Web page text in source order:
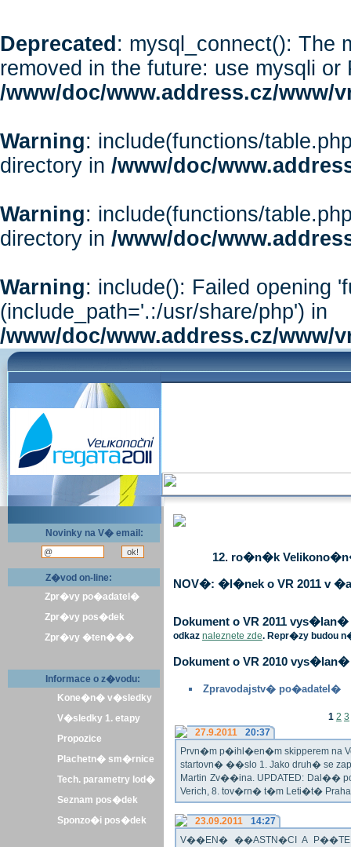
Deprecated : mysql_connect(): The
removed in the future: use mysqli or
/www/doc/www.address.cz/www/
Warning: include(functions/
directory in /www/doc/
Warning: include(functions/
directory in /www/doc/
Warning: include(): Failed opening
(include_path='.:/usr/share/php') in
/www/doc/www.address.cz/www/
Novinky na V� email:
Z�vod on-line:
Zpr�vy po�adatel�
Zpr�vy pos�dek
Zpr�vy �ten���
Informace o z�vodu:
Kone�n� v�sledky
V�sledky 1. etapy
Propozice
Plachetn� sm�rnice
Tech. parametry lod�
Seznam pos�dek
Sponzo�i pos�dek
12. ro�n�k
NOV�: �l�nek o VR 2011 v
Dokument o VR 2011
odkaz naleznete zde. Repr�zy budou
Dokument o VR 2010
Zpravodajstv� po�adatel�
1 2 3
27.9.2011
20:37
Prvn�m p�ihl�en�m skipperem na
startovn� ��slo 1. Jako druh� se
Martin Zv��ina. UPDATED: Dal��
Verich, 8. tov�rn� t�m Leti�t� Praha
23.09.2011
14:27
V��EN� ��ASTN�CI A